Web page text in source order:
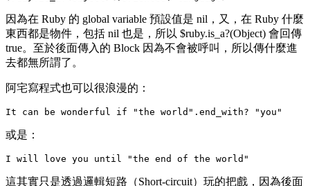
因為在 Ruby 的 global variable 預設值是 nil，又，在 Ruby 什麼
東西都是物件，包括 nil 也是，所以 $ruby.is_a?(Object) 會回傳
true。至於後面傳入的 Block 因為不會被呼叫，所以傳什麼進
去都無所謂了。
阿宅寫程式也可以很浪漫的：
或是：
這其實只是透過邏輯短路（Short-circuit）玩的把戲，因為後面